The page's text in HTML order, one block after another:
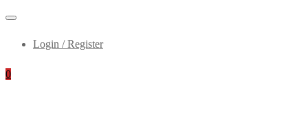
Login / Register
0